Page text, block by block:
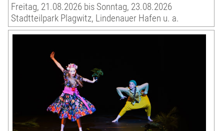
Freitag, 21.08.2026 bis Sonntag, 23.08.2026
Stadtteilpark Plagwitz, Lindenauer Hafen u. a.